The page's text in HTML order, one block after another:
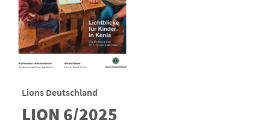
Lions Deutschland
LION 6/2025